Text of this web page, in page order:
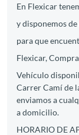
En Flexicar
y disponemos
para que
Flexicar,
Vehículo
Carrer Camí de
enviamos a
a domicilio.
HORARIO DE